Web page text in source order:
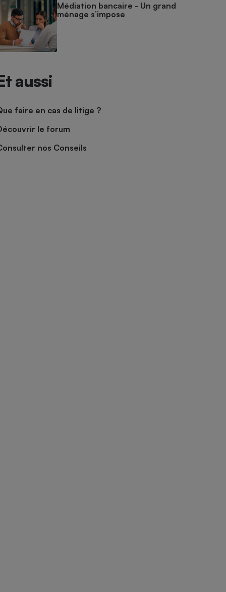
Médiation bancaire - Un grand
ménage s’impose
aussi
faire en cas de litige ?
le forum
nos Conseils